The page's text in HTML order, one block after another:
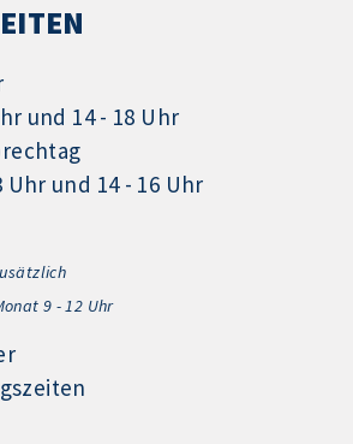
und 14 - 18 Uhr
Uhr und 14 - 16 Uhr
9 - 12 Uhr